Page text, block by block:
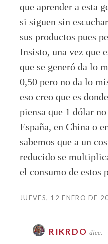
que aprender a esta
si siguen sin
sus productos pues
Insisto, una vez que
que se generó da lo
0,50 pero no da lo
eso creo que es
piensa que 1 dólar
España, en China o
sabemos que a un
reducido se
el consumo de estos
JUEVES, 12 ENERO DE
RIKRDO dice: